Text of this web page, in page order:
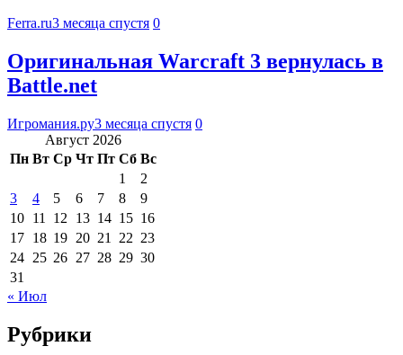
Ferra.ru3 месяца спустя 0
Оригинальная Warcraft 3 вернулась в
Battle.net
Игромания.ру3 месяца спустя 0
Август 2026
Пн Вт Ср Чт Пт Сб Вс
1
2
3
4 5 6 7 8
9
10 11 12 13 14 15 16
17 18 19 20 21 22 23
24 25 26 27 28 29 30
31
« Июл
Рубрики